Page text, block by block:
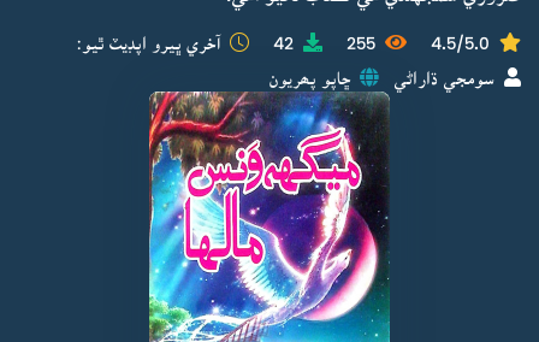
4.5/5.0
255
42 آخري ڀيرو اپڊيٽ ٿيو:
سومجي ڌاراڻي ڇاپو پھريون